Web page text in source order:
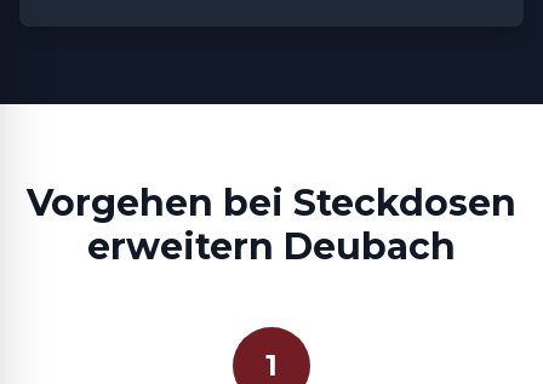
Vorgehen bei Steckdosen
erweitern Deubach
1